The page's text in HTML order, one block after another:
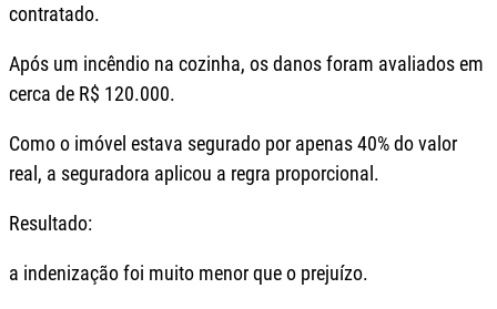
contratado.
Após um incêndio na cozinha, os danos foram avaliados em
cerca de R$ 120.000.
Como o imóvel estava segurado por apenas 40% do valor
real, a seguradora aplicou a regra proporcional.
Resultado:
a indenização foi muito menor que o prejuízo.